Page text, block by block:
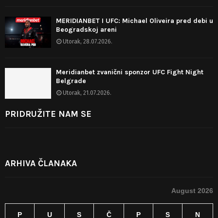
MERIDIANBET I UFC: Michael Oliveira pred debi u
Beogradskoj areni
Utorak, 28.07.2026.
Meridianbet zvanični sponzor UFC Fight Night
Belgrade
Utorak, 21.07.2026.
PRIDRUŽITE NAM SE
ARHIVA ČLANAKA
August 2026
P U S Č P S N